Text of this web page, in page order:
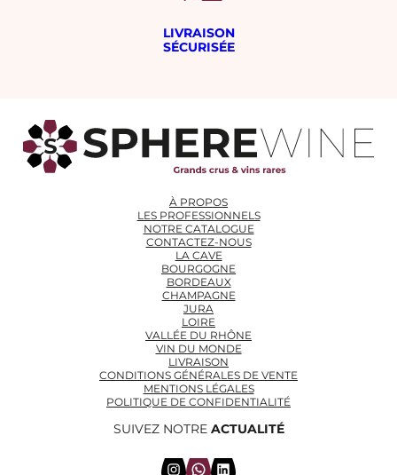
LIVRAISON
SÉCURISÉE
À PROPOS
LES PROFESSIONNELS
NOTRE CATALOGUE
CONTACTEZ-NOUS
LA CAVE
BOURGOGNE
BORDEAUX
CHAMPAGNE
JURA
LOIRE
VALLÉE DU RHÔNE
VIN DU MONDE
LIVRAISON
CONDITIONS GÉNÉRALES DE VENTE
MENTIONS LÉGALES
POLITIQUE DE CONFIDENTIALITÉ
SUIVEZ NOTRE ACTUALITÉ
InstagramWhatsApp LinkedIn